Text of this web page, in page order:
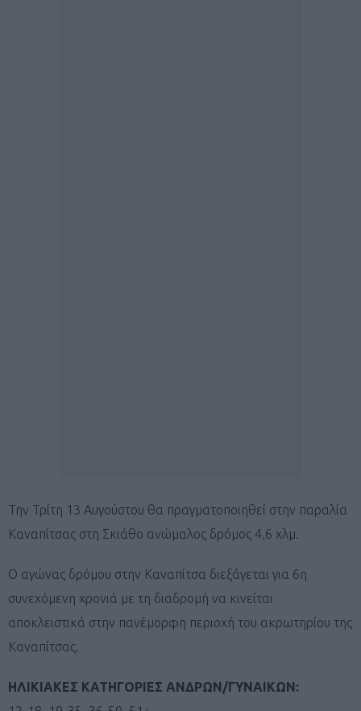
Την Τρίτη 13 Αυγούστου θα πραγματοποιηθεί στην παραλία
Καναπίτσας στη Σκιάθο ανώμαλος δρόμος 4,6 χλμ.
Ο αγώνας δρόμου στην Καναπίτσα διεξάγεται για 6η
συνεχόμενη χρονιά με τη διαδρομή να κινείται
αποκλειστικά στην πανέμορφη περιοχή του ακρωτηρίου της
Καναπίτσας.
ΗΛΙΚΙΑΚΕΣ ΚΑΤΗΓΟΡΙΕΣ ΑΝΔΡΩΝ/ΓΥΝΑΙΚΩΝ: